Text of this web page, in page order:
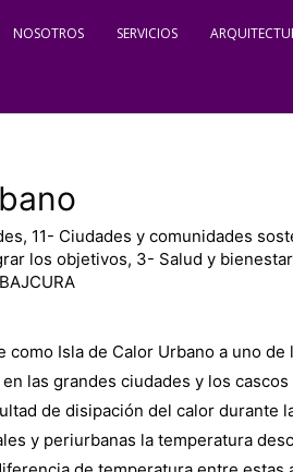
NOSOTROS SERVICIOS
, 11- Ciudades y comunidades
los objetivos, 3- Salud y bienestar
como Isla de Calor Urbano a uno
las grandes ciudades y los
de disipación del calor durante
y periurbanas la temperatura